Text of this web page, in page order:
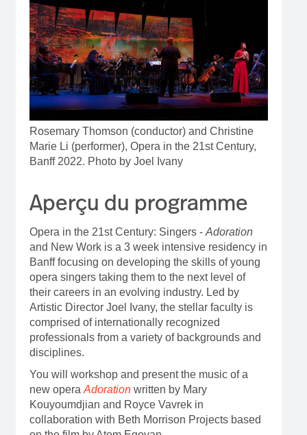
Rosemary Thomson (conductor) and Christine
Marie Li (performer), Opera in the 21st Century,
Banff 2022. Photo by Joel Ivany
Aperçu du programme
Opera in the 21st Century: Singers - Adoration
and New Work is a 3 week intensive residency in
Banff focusing on developing the skills of young
opera singers taking them to the next level of
their careers in an evolving industry. Led by
Artistic Director Joel Ivany, the stellar faculty is
comprised of internationally recognized
professionals from a variety of backgrounds and
disciplines.
You will workshop and present the music of a
new opera Adoration written by Mary
Kouyoumdjian and Royce Vavrek in
collaboration with Beth Morrison Projects based